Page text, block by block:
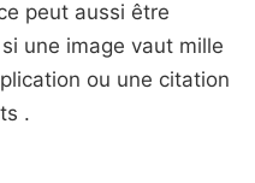
peut aussi être
une image vaut mille
ou une citation
.